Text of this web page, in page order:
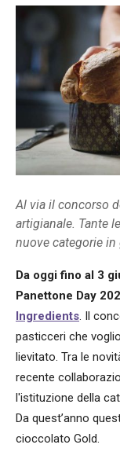
Al via il concorso
artigianale. Tante
nuove categorie in
Da oggi fino al 3
Panettone Day
Ingredients . Il
pasticceri che
lievitato. Tra le
recente
l'istituzione della
Da quest’anno
cioccolato Gold.